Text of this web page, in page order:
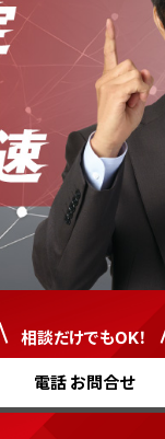
相談だけでもOK！
電話 お問合せ